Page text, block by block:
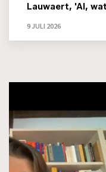
Lauwaert, 'AI,
9 JULI 2026